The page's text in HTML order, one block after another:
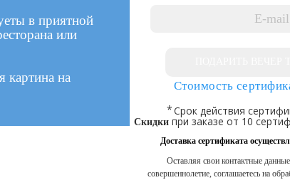
в приятной
или
картина на
Стоимость
Срок действия
Скидкипри заказе от 10
Доставка сертификата
Оставляя свои контактные
совершеннолетие, соглашаетесь на